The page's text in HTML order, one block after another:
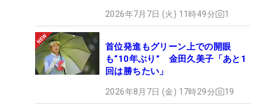
2026年7月7日 (火) 11時49分 1
首位発進もグリーン上での開眼
も“10年ぶり” 金田久美子「あと1
回は勝ちたい」
2026年8月7日 (金) 17時29分 19